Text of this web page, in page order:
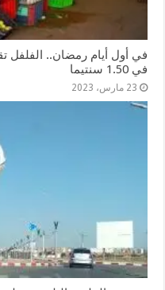
في 1.50 سنتيما
23 مارس، 2023